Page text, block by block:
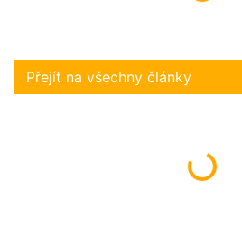
Přejít na všechny články
Načítám...